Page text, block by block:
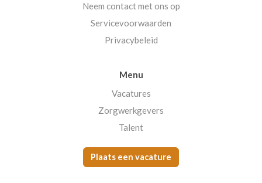
Neem contact met ons op
Servicevoorwaarden
Privacybeleid
Menu
Vacatures
Zorgwerkgevers
Talent
Plaats een vacature